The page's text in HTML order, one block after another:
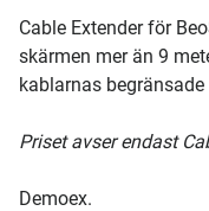
Cable Extender för
skärmen mer än 9
kablarnas
Priset avser endast
Demoex.